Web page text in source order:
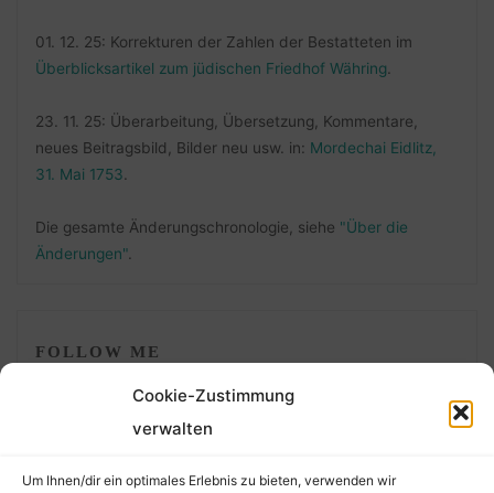
Cookie-Zustimmung
verwalten
Um Ihnen/dir ein optimales Erlebnis zu bieten, verwenden wir
01. 12. 25: Korrekturen der Zahlen der Bestatteten im
Überblicksartikel zum jüdischen Friedhof Währing
23. 11. 25: Überarbeitung, Übersetzung, Kommentare,
neues Beitragsbild, Bilder neu usw. in: Mordechai Eidlitz,
31. Mai 1753
Die gesamte Änderungschronologie, siehe "Über die
Änderungen".
FOLLOW ME